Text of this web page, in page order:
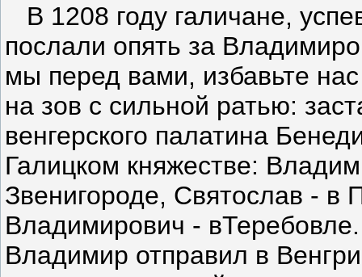
В 1208 году галичане,
послали опять за
мы перед вами, избавьте
на зов с сильной ратью:
венгерского палатина
Галицком княжестве:
Звенигороде, Святослав -
Владимирович -
Владимир отправил в